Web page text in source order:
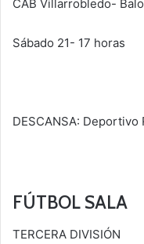
CAB Villarrobledo-
Sábado 21- 17 horas
DESCANSA:
FÚTBOL SALA
TERCERA DIVISIÓN